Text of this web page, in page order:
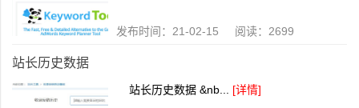
发布时间：21-02-15 阅读：2699
站长历史数据
站长历史数据 &nb... [详情]